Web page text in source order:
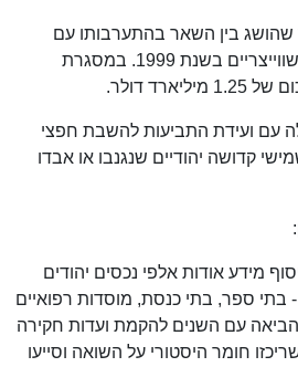
שהושג בין השאר בהתערבותו עם
ממשלת שווייץ והבנקים השווייצריים בשנת 1999. במסגרת
דולר.
עם ועידת התביעות להשבת חפצי
קדושה יהודיים שנגנבו או אבדו
מידע אודות אלפי נכסים יהודים
- בתי ספר, בתי כנסת, מוסדות רפואיים
הביאה עם השנים להקמת ועדות חקירה
חומר היסטורי על השואה וסייעו